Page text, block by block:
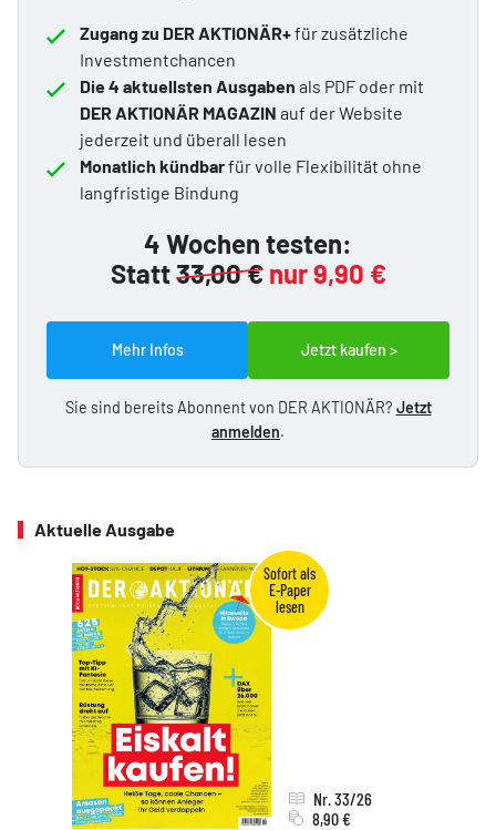
Zugang zu DER AKTIONÄR+für zusätzliche
Investmentchancen
Die 4 aktuellsten Ausgaben als PDF oder mit
DER AKTIONÄR MAGAZIN auf der Website
jederzeit und überall lesen
Monatlich kündbarfür volle Flexibilität ohne
langfristige Bindung
4 Wochen testen:
Statt33,00 € nur 9,90 €
Mehr Infos Jetzt kaufen >
Sie sind bereits Abonnent von DER AKTIONÄR? Jetzt
anmelden.
Aktuelle Ausgabe
Nr. 33/26
8,90 €